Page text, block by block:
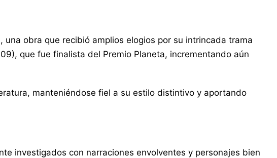
obra que recibió amplios elogios por su intrincada trama
que fue finalista del Premio Planeta, incrementando aún
manteniéndose fiel a su estilo distintivo y aportando
investigados con narraciones envolventes y personajes bien